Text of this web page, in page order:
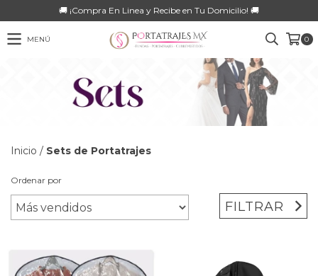
🚚 ¡Compra En Linea y Recibe en Tu Domicilio! 🚚
MENÚ 0
Inicio / Sets de Portatrajes
Ordenar por
FILTRAR